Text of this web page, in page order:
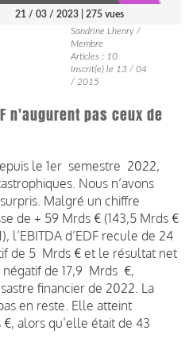
21 / 03 / 2023 | 275 vues
Sandrine Lhenry /
Membre
Articles : 10
Inscrit(e) le 13 / 04
/ 2015
n'augurent pas ceux de
le 1er semestre 2022,
Nous n’avons
Malgré un chiffre
de + 59 Mrds € (143,5 Mrds €
l’EBITDA d’EDF recule de 24
de 5 Mrds € et le résultat net
de 17,9 Mrds €,
financier de 2022. La
en reste. Elle atteint
alors qu’elle était de 43